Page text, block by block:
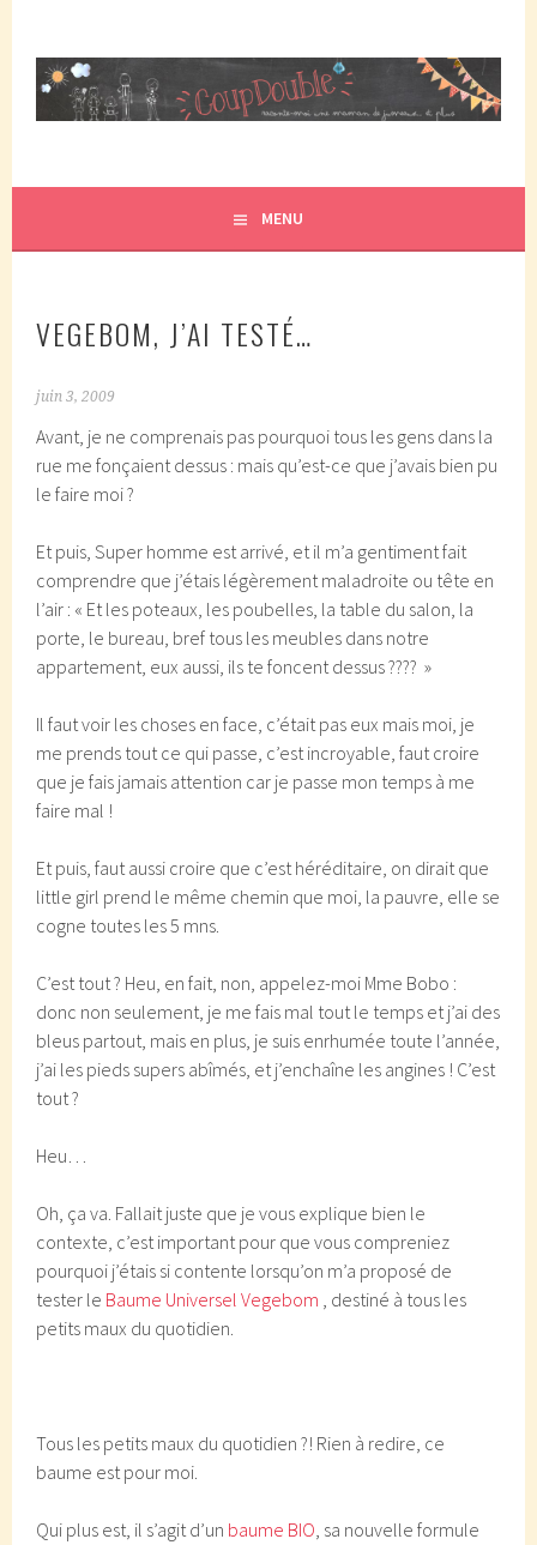
contenu
principal
COUP DOUBLE
JUMEAUX, ÇA NOUS TOMBE DESSUS ET CA NOUS
PROPULSE SUPER MAMAN! CA DONNE DEUX FOIS PLUS DE
MENU
VEGEBOM, J’AI TESTÉ…
juin 3, 2009
Avant, je ne comprenais pas pourquoi tous les gens dans la
rue me fonçaient dessus : mais qu’est-ce que j’avais bien pu
le faire moi ?
Et puis, Super homme est arrivé, et il m’a gentiment fait
comprendre que j’étais légèrement maladroite ou tête en
l’air : « Et les poteaux, les poubelles, la table du salon, la
porte, le bureau, bref tous les meubles dans notre
appartement, eux aussi, ils te foncent dessus ???? »
Il faut voir les choses en face, c’était pas eux mais moi, je
me prends tout ce qui passe, c’est incroyable, faut croire
que je fais jamais attention car je passe mon temps à me
faire mal !
Et puis, faut aussi croire que c’est héréditaire, on dirait que
little girl prend le même chemin que moi, la pauvre, elle se
cogne toutes les 5 mns.
C’est tout ? Heu, en fait, non, appelez-moi Mme Bobo :
donc non seulement, je me fais mal tout le temps et j’ai des
bleus partout, mais en plus, je suis enrhumée toute l’année,
j’ai les pieds supers abîmés, et j’enchaîne les angines ! C’est
tout ?
Heu…
Oh, ça va. Fallait juste que je vous explique bien le
contexte, c’est important pour que vous compreniez
pourquoi j’étais si contente lorsqu’on m’a proposé de
tester le Baume Universel Vegebom , destiné à tous les
petits maux du quotidien.
Tous les petits maux du quotidien ?! Rien à redire, ce
baume est pour moi.
Qui plus est, il s’agit d’un baume BIO, sa nouvelle formule